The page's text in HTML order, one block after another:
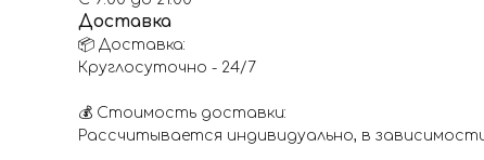
Доставка
📦 Доставка:
Круглосуточно - 24/7
💰 Стоимость доставки:
Рассчитывается индивидуально, в